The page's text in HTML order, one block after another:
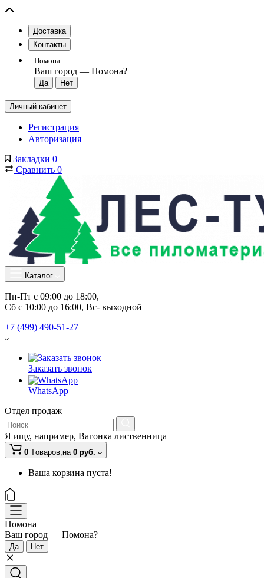
Доставка
Контакты
Помона
Ваш город — Помона?
Личный кабинет
Регистрация
Авторизация
Закладки 0
Сравнить 0
Каталог
Пн-Пт с 09:00 до 18:00,
Сб с 10:00 до 16:00, Вс- выходной
+7 (499) 490-51-27
Заказать звонок
WhatsApp
Отдел продаж
Я ищу, например, Вагонка лиственница
0 Tоваров,на 0 руб.
Ваша корзина пуста!
Помона
Ваш город — Помона?